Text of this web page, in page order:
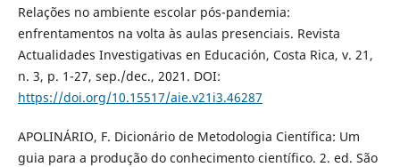
Relações no ambiente escolar pós-pandemia:
enfrentamentos na volta às aulas presenciais. Revista
Actualidades Investigativas en Educación, Costa Rica, v. 21,
n. 3, p. 1-27, sep./dec., 2021. DOI:
https://doi.org/10.15517/aie.v21i3.46287
APOLINÁRIO, F. Dicionário de Metodologia Científica: Um
guia para a produção do conhecimento científico. 2. ed. São